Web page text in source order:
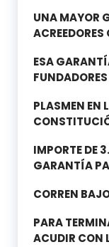
UNA MAYOR
ESA
PLASMEN EN
IMPORTE DE
GARANTÍA
CORREN
PARA
ACUDIR CON